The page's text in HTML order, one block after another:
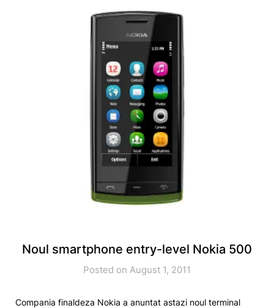
Noul smartphone entry-level Nokia 500
Posted on August 1, 2011
Compania finaldeza Nokia a anuntat astazi noul terminal